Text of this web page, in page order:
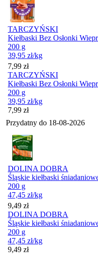
TARCZYŃSKI
Kiełbaski Bez Osłonki
200 g
39,95 zł/kg
Cena
7,99 zł
TARCZYŃSKI
Kiełbaski Bez Osłonki
200 g
39,95 zł/kg
Cena
7,99 zł
Przydatny do 18-08-2026
DOLINA DOBRA
Śląskie kiełbaski
200 g
47,45 zł/kg
Cena
9,49 zł
DOLINA DOBRA
Śląskie kiełbaski
200 g
47,45 zł/kg
Cena
9,49 zł